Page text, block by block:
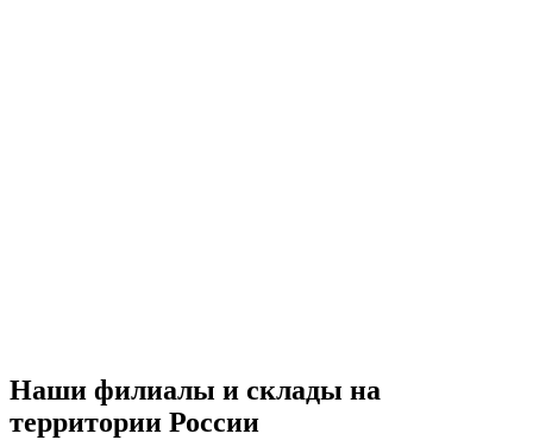
Наши филиалы и склады на
территории России